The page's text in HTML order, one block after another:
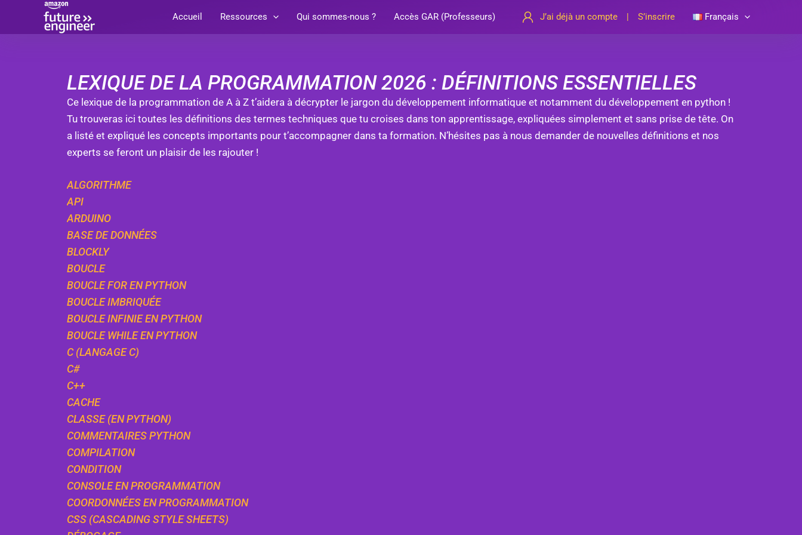
Accueil Ressources Qui sommes-nous ? Accès GAR (Professeurs) J’ai déjà un compte S’inscrire Français
LEXIQUE DE LA PROGRAMMATION 2026 : DÉFINITIONS ESSENTIELLES
Ce lexique de la programmation de A à Z t’aidera à décrypter le jargon du développement informatique et notamment du développement en python !
Tu trouveras ici toutes les définitions des termes techniques que tu croises dans ton apprentissage, expliquées simplement et sans prise de tête. On
a listé et expliqué les concepts importants pour t’accompagner dans ta formation. N’hésites pas à nous demander de nouvelles définitions et nos
experts se feront un plaisir de les rajouter !
ALGORITHME
API
ARDUINO
BASE DE DONNÉES
BLOCKLY
BOUCLE
BOUCLE FOR EN PYTHON
BOUCLE IMBRIQUÉE
BOUCLE INFINIE EN PYTHON
BOUCLE WHILE EN PYTHON
C (LANGAGE C)
C#
C++
CACHE
CLASSE (EN PYTHON)
COMMENTAIRES PYTHON
COMPILATION
CONDITION
CONSOLE EN PROGRAMMATION
COORDONNÉES EN PROGRAMMATION
CSS (CASCADING STYLE SHEETS)